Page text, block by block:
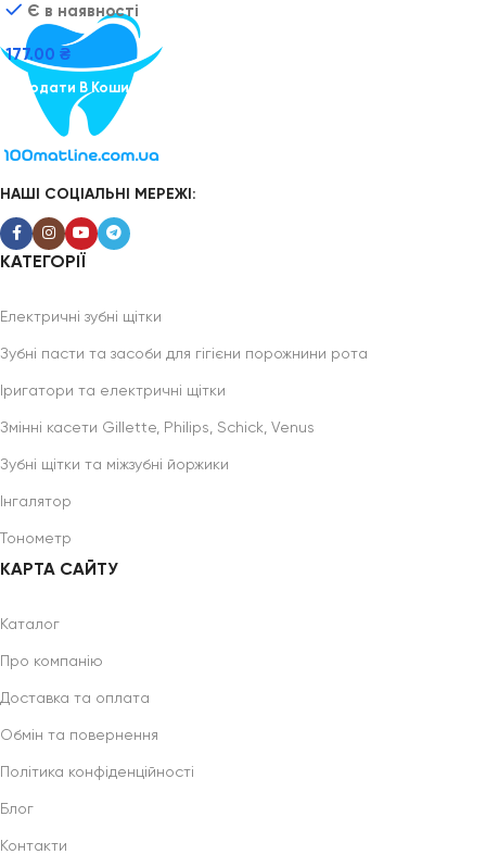
Є в наявності
177.00 ₴
Додати В Кошик
НАШІ СОЦІАЛЬНІ МЕРЕЖІ:
КАТЕГОРІЇ
Електричні зубні щітки
Зубні пасти та засоби для гігієни порожнини рота
Іригатори та електричні щітки
Змінні касети Gillette, Philips, Schick, Venus
Зубні щітки та міжзубні йоржики
Інгалятор
Тонометр
КАРТА САЙТУ
Каталог
Про компанію
Доставка та оплата
Обмін та повернення
Політика конфіденційності
Блог
Контакти